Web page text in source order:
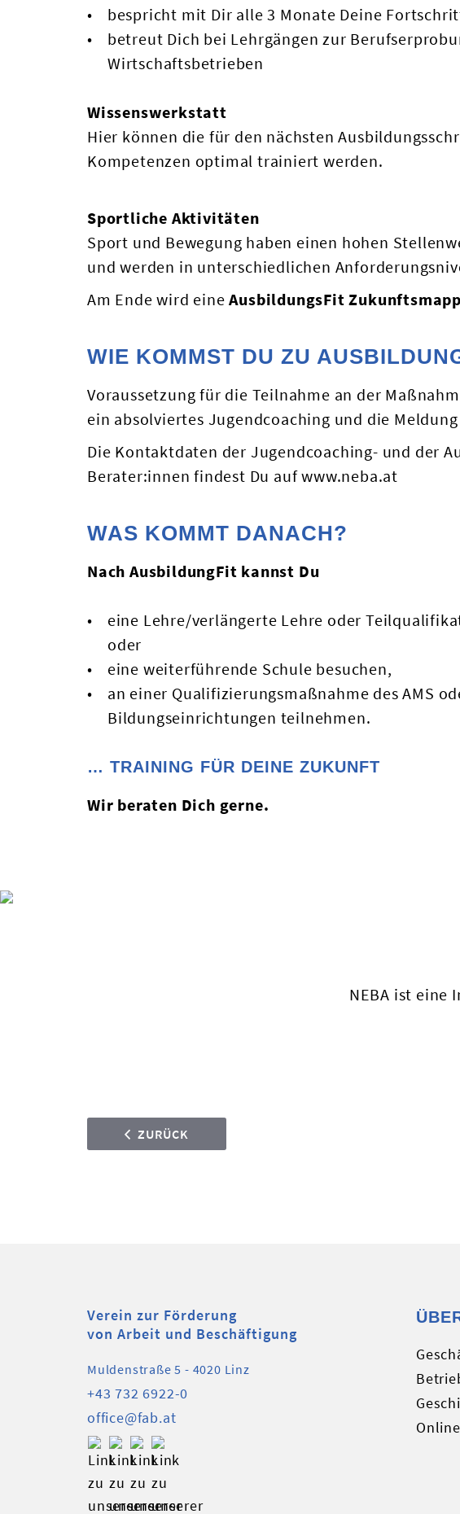
bespricht mit Dir alle 3 Monate Deine
betreut Dich bei Lehrgängen zur
Wirtschaftsbetrieben
Wissenswerkstatt
Hier können die für den nächsten
Kompetenzen optimal trainiert werden.
Sportliche Aktivitäten
Sport und Bewegung haben einen hohen
und werden in unterschiedlichen
Am Ende wird eineAusbildungsFit
WIE KOMMST DU ZU
Voraussetzung für die Teilnahme an der
ein absolviertes Jugendcoaching und die Meldung
Die Kontaktdaten der Jugendcoaching- und der
Berater:innen findest Du aufwww.neba.at
WAS KOMMT DANACH?
Nach AusbildungFit kannst Du
eine Lehre/verlängerte Lehre oder
oder
eine weiterführende Schule besuchen,
an einer Qualifizierungsmaßnahme des AMS
Bildungseinrichtungen teilnehmen.
… TRAINING FÜR DEINE ZUKUNFT
Wir beraten Dich gerne.
NEBA ist eine
ZURÜCK
Verein zur Förderung
von Arbeit und Beschäftigung
Muldenstraße 5 - 4020 Linz
+43 732 6922-0
office@fab.at